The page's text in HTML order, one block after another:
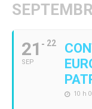
21
SEP
22
10 h